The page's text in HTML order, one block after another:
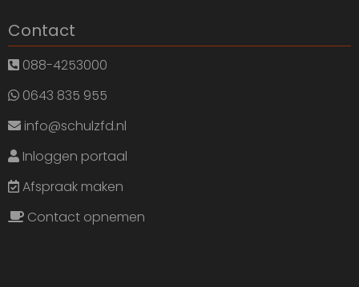
Contact
088-4253000
0643 835 955
info@schulzfd.nl
Inloggen portaal
Afspraak maken
Contact opnemen